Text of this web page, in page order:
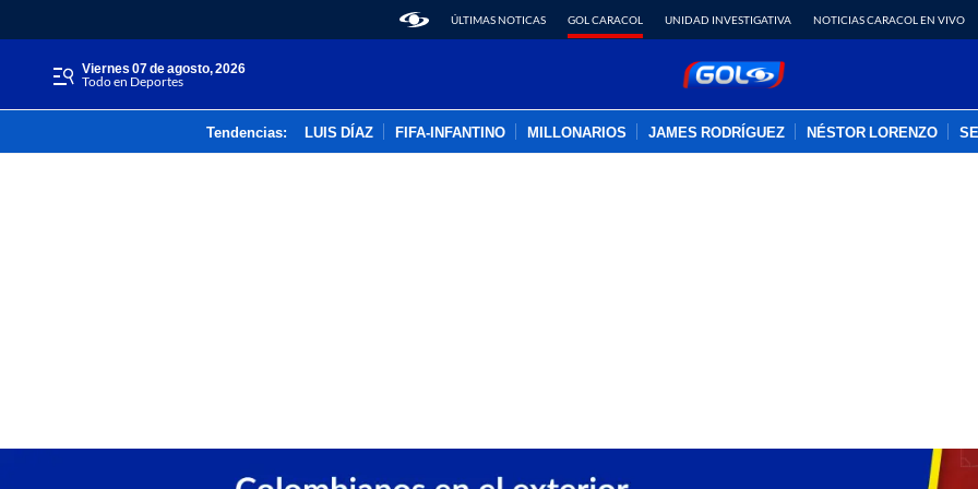
ÚLTIMAS NOTICAS GOL CARACOL UNIDAD INVESTIGATIVA NOTICIAS CARACOL EN VIVO
viernes 07 de agosto, 2026
Todo en Deportes
Tendencias: LUIS DÍAZ FIFA-INFANTINO MILLONARIOS JAMES RODRÍGUEZ NÉSTOR LORENZO